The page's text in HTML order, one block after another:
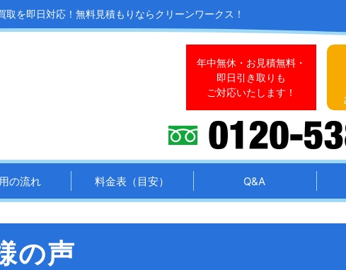
取を即日対応！ 無料見積もりならクリーンワークス！
年中無休・お見積無料・
即日引き取りも
ご対応いたします！
の流れ 料金表（目安） Q&A
の声